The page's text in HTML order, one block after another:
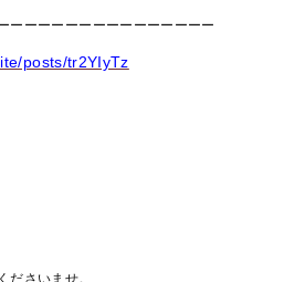
ーーーーーーーーーーーーーーー
posts/tr2YIyTz